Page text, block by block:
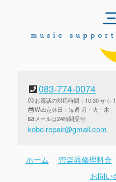
083-774-0074
お電話の対応時間：10:30 から
Web定休日：毎週 月・火・木
メールは24時間受付
kobo.repair@gmail.com
ホーム 管楽器修理料金
お問い